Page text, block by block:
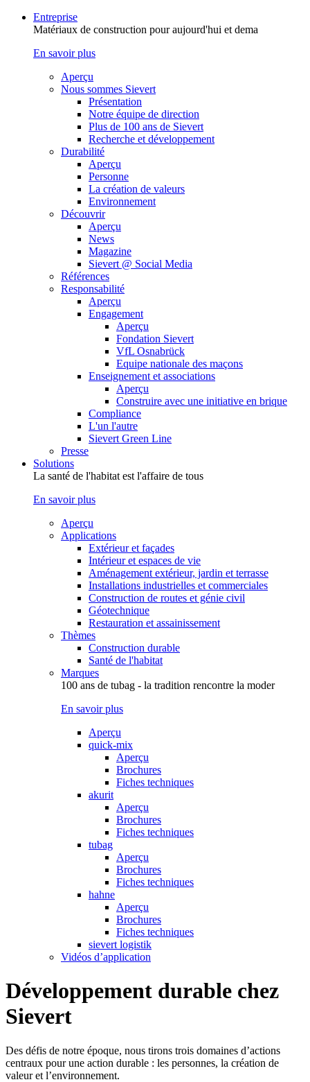
Entreprise
Matériaux de construction pour aujourd'hui et dema
En savoir plus
Aperçu
Nous sommes Sievert
Présentation
Notre équipe de direction
Plus de 100 ans de Sievert
Recherche et développement
Durabilité
Aperçu
Personne
La création de valeurs
Environnement
Découvrir
Aperçu
News
Magazine
Sievert @ Social Media
Références
Responsabilité
Aperçu
Engagement
Aperçu
Fondation Sievert
VfL Osnabrück
Equipe nationale des maçons
Enseignement et associations
Aperçu
Construire avec une initiative en brique
Compliance
L'un l'autre
Sievert Green Line
Presse
Solutions
La santé de l'habitat est l'affaire de tous
En savoir plus
Aperçu
Applications
Extérieur et façades
Intérieur et espaces de vie
Aménagement extérieur, jardin et terrasse
Installations industrielles et commerciales
Construction de routes et génie civil
Géotechnique
Restauration et assainissement
Thèmes
Construction durable
Santé de l'habitat
Marques
100 ans de tubag - la tradition rencontre la moder
En savoir plus
Aperçu
quick-mix
Aperçu
Brochures
Fiches techniques
akurit
Aperçu
Brochures
Fiches techniques
tubag
Aperçu
Brochures
Fiches techniques
hahne
Aperçu
Brochures
Fiches techniques
sievert logistik
Vidéos d’application
Développement durable chez
Sievert
Des défis de notre époque, nous tirons trois domaines d’actions
centraux pour une action durable : les personnes, la création de
valeur et l’environnement.